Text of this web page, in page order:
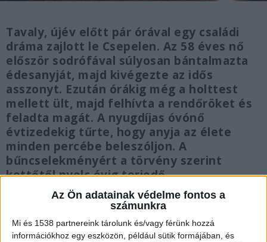
Az Ön adatainak védelme fontos a
számunkra
Mi és 1538 partnereink tárolunk és/vagy férünk hozzá
információkhoz egy eszközön, például sütik formájában, és
Tavaly, újév előtt pár órával egy családi
dráma zajlott le Csepelen. Az 58 éves nő
először sodrófával súlyosan bántalmazta
édesanyját, majd kivégezte az idős
asszonyt. Ezután órákig még a holttest
mellett ült, majd felhívta a rendőröket és
feladta magát. A nyugdíjas óvónő
évtizedekig tűrte, hogy anyja az élete
minden percébe beleszóljon. A
bűncselekményért a törvény szerint
kettőtől nyolc évig terjedő
börtönbüntetést kaphat. Az ügyben
csütörtökön kezdődött a tárgyalás a
Fővárosi Törvényszéken.